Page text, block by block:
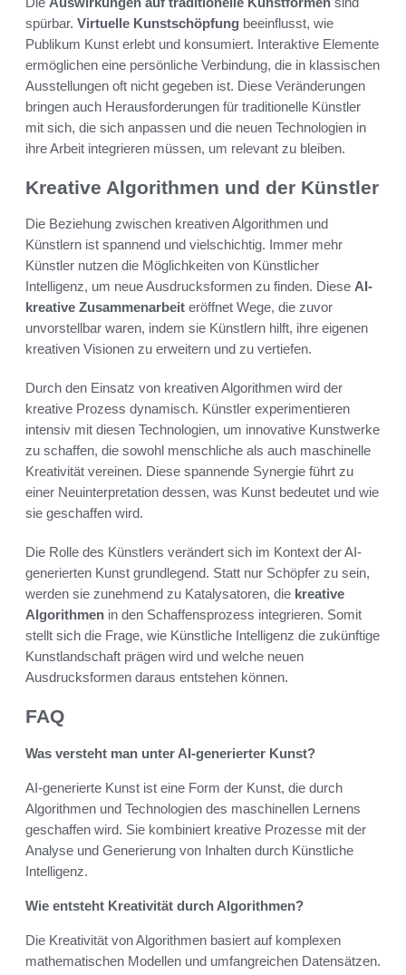
spürbar. Virtuelle Kunstschöpfung beeinflusst, wie
Publikum Kunst erlebt und konsumiert. Interaktive Elemente
ermöglichen eine persönliche Verbindung, die in klassischen
Ausstellungen oft nicht gegeben ist. Diese Veränderungen
bringen auch Herausforderungen für traditionelle Künstler
mit sich, die sich anpassen und die neuen Technologien in
ihre Arbeit integrieren müssen, um relevant zu bleiben.
Kreative Algorithmen und der Künstler
Die Beziehung zwischen kreativen Algorithmen und
Künstlern ist spannend und vielschichtig. Immer mehr
Künstler nutzen die Möglichkeiten von Künstlicher
Intelligenz, um neue Ausdrucksformen zu finden. Diese AI-
kreative Zusammenarbeit eröffnet Wege, die zuvor
unvorstellbar waren, indem sie Künstlern hilft, ihre eigenen
kreativen Visionen zu erweitern und zu vertiefen.
Durch den Einsatz von kreativen Algorithmen wird der
kreative Prozess dynamisch. Künstler experimentieren
intensiv mit diesen Technologien, um innovative Kunstwerke
zu schaffen, die sowohl menschliche als auch maschinelle
Kreativität vereinen. Diese spannende Synergie führt zu
einer Neuinterpretation dessen, was Kunst bedeutet und wie
sie geschaffen wird.
Die Rolle des Künstlers verändert sich im Kontext der AI-
generierten Kunst grundlegend. Statt nur Schöpfer zu sein,
werden sie zunehmend zu Katalysatoren, die kreative
Algorithmen in den Schaffensprozess integrieren. Somit
stellt sich die Frage, wie Künstliche Intelligenz die zukünftige
Kunstlandschaft prägen wird und welche neuen
Ausdrucksformen daraus entstehen können.
FAQ
Was versteht man unter AI-generierter Kunst?
AI-generierte Kunst ist eine Form der Kunst, die durch
Algorithmen und Technologien des maschinellen Lernens
geschaffen wird. Sie kombiniert kreative Prozesse mit der
Analyse und Generierung von Inhalten durch Künstliche
Intelligenz.
Wie entsteht Kreativität durch Algorithmen?
Die Kreativität von Algorithmen basiert auf komplexen
mathematischen Modellen und umfangreichen Datensätzen.